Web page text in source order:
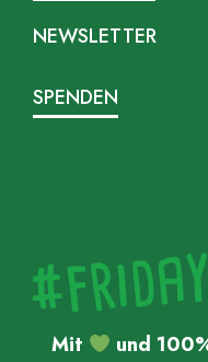
NEWSLETTER
SPENDEN
Mit
und